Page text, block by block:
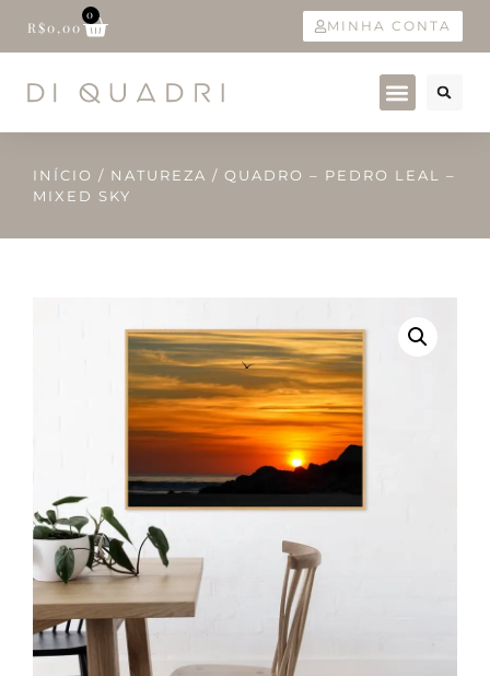
R$0,00
0
MINHA CONTA
INÍCIO / NATUREZA / QUADRO – PEDRO LEAL –
MIXED SKY